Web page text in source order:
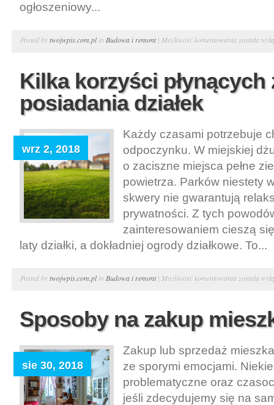
ogłoszeniowy...
Posted bytwojwpis.com.plin Budowa i remont| Możliwość komentowania Korzystna
została
Kilka korzyści płynących
posiadania działek
wrz 2, 2018
Każdy czasami potrzebuje
odpoczynku. W miejskiej
o zaciszne miejsca pełne
powietrza. Parków niestety
skwery nie gwarantują
prywatności. Z tych
zainteresowaniem cieszą
laty działki, a dokładniej ogrody działkowe. To...
Posted bytwojwpis.com.plin Budowa i remont| Możliwość komentowania Kilka
z
działek
została
Sposoby na zakup
sie 30, 2018
Zakup lub sprzedaż
ze sporymi emocjami.
problematyczne oraz
jeśli zdecydujemy się na